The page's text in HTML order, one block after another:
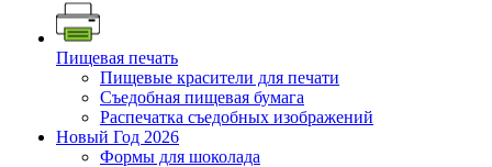
Пищевая печать
Пищевые красители для печати
Съедобная пищевая бумага
Распечатка съедобных изображений
Новый Год 2026
Формы для шоколада